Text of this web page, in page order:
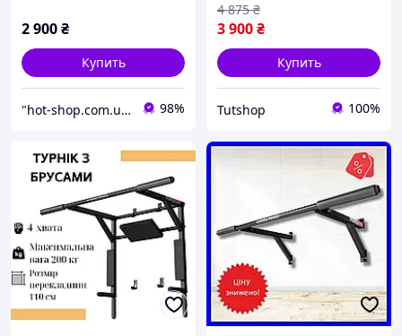
2 900₴
Купить
"hot-shop.com.ua" - интернет-магазин товаров для кухни, спорта, дома и сада 98%
3 900₴
4 875 ₴
Купить
Tutshop 100%